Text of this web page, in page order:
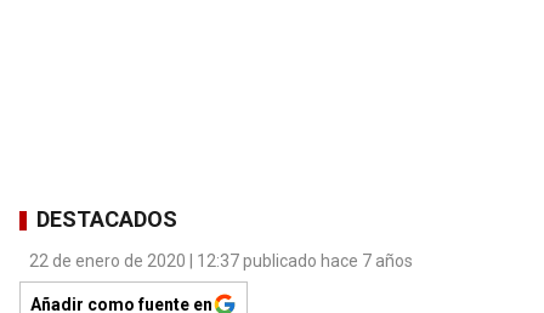
DESTACADOS
22 de enero de 2020 | 12:37 publicado hace 7 años
Añadir como fuente en